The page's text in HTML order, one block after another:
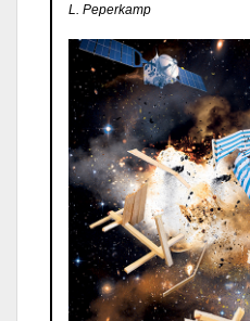
L. Peperkamp